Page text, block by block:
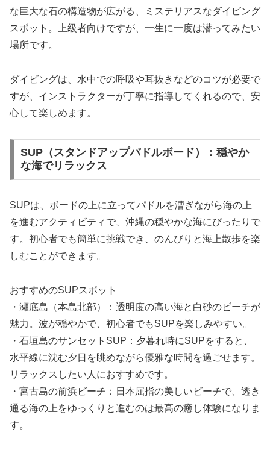
な巨大な石の構造物が広がる、ミステリアスなダイビング
スポット。上級者向けですが、一生に一度は潜ってみたい
場所です。
ダイビングは、水中での呼吸や耳抜きなどのコツが必要で
すが、インストラクターが丁寧に指導してくれるので、安
心して楽しめます。
SUP（スタンドアップパドルボード）：穏やか
な海でリラックス
SUPは、ボードの上に立ってパドルを漕ぎながら海の上
を進むアクティビティで、沖縄の穏やかな海にぴったりで
す。初心者でも簡単に挑戦でき、のんびりと海上散歩を楽
しむことができます。
おすすめのSUPスポット
・瀬底島（本島北部）：透明度の高い海と白砂のビーチが
魅力。波が穏やかで、初心者でもSUPを楽しみやすい。
・石垣島のサンセットSUP：夕暮れ時にSUPをすると、
水平線に沈む夕日を眺めながら優雅な時間を過ごせます。
リラックスしたい人におすすめです。
・宮古島の前浜ビーチ：日本屈指の美しいビーチで、透き
通る海の上をゆっくりと進むのは最高の癒し体験になりま
す。